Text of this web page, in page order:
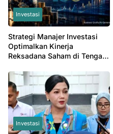
Investasi
Strategi Manajer Investasi
Optimalkan Kinerja
Reksadana Saham di Tengah
Investasi